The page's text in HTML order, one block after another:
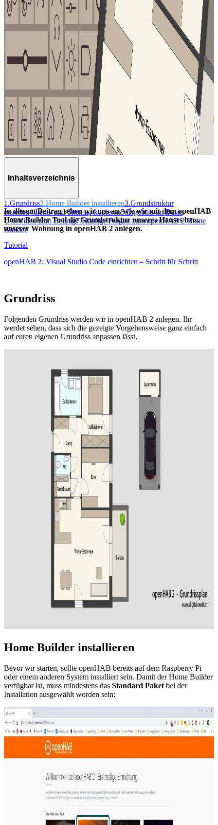
Inhaltsverzeichnis
1.Grundriss2.Home Builder installieren3.Grundstruktur
erstellen4.Items und Sitemap kopieren5.Ergebnis im Basic
UI6.Video zum Beitrag7.Häufige Fragen zum openHAB 2 Home
Builder
In diesem Beitrag sehen wir uns an, wie wir mit dem openHAB
Home Builder Tool die Grundstruktur unseres Hauses bzw.
unserer Wohnung in openHAB 2 anlegen.
Tutorial
openHAB 2: Visual Studio Code einrichten – Schritt für Schritt
Grundriss
Folgenden Grundriss werden wir in openHAB 2 anlegen. Ihr
werdet sehen, dass sich die gezeigte Vorgehensweise ganz einfach
auf euren eigenen Grundriss anpassen lässt.
Home Builder installieren
Bevor wir starten, sollte openHAB bereits auf dem Raspberry Pi
oder einem anderen System installiert sein. Damit der Home Builder
verfügbar ist, muss mindestens das Standard Paket bei der
Installation ausgewählt worden sein: